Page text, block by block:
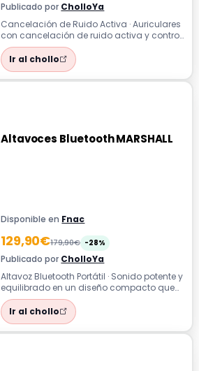
Publicado por CholloYa
Cancelación de Ruido Activa · Auriculares
con cancelación de ruido activa y control
táctil compatibles con chatgpt pa...
Ir al chollo
Altavoces Bluetooth MARSHALL
Disponible en Fnac
129,90€179,90€ -28%
Publicado por CholloYa
Altavoz Bluetooth Portátil · Sonido potente y
equilibrado en un diseño compacto que
llevas a todas partes sin perder ...
Ir al chollo